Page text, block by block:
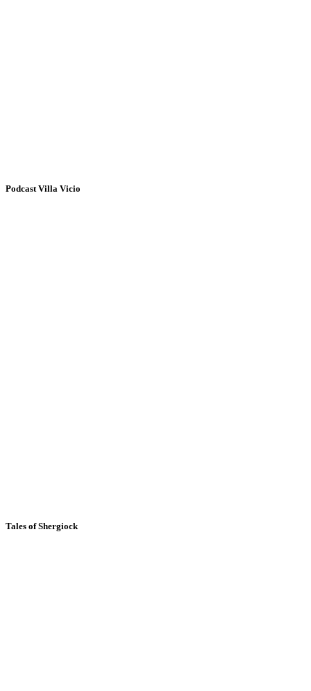
Podcast Villa Vicio
Tales of Shergiock